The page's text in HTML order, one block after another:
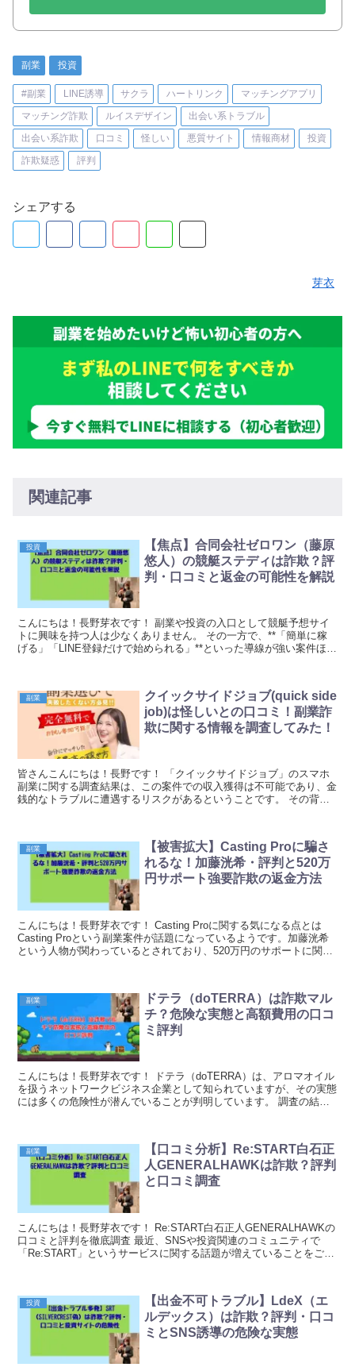
副業 投資
#副業 LINE誘導 サクラ ハートリンク
マッチングアプリ
マッチング詐欺
ルイスデザイン
出会い系トラブル
出会い系詐欺
口コミ 怪しい 悪質サイト 情報商材
投資
詐欺疑惑
評判
シェアする
芽衣
関連記事
投資
【焦点】合同会社ゼロワン（藤原
悠人）の競艇ステディは詐欺？評
判・口コミと返金の可能性を解説
こんにちは！長野芽衣です！ 副業や投資の入口として競艇予想サイ
トに興味を持つ人は少なくありません。 その一方で、**「簡単に稼
げる」「LINE登録だけで始められる」**といった導線が強い案件ほ
副業
クイックサイドジョブ(quick side
job)は怪しいとの口コミ！副業詐
欺に関する情報を調査してみた！
皆さんこんにちは！長野です！ 「クイックサイドジョブ」のスマホ
副業に関する調査結果は、この案件での収入獲得は不可能であり、金
銭的なトラブルに遭遇するリスクがあるということです。 その背景
副業
【被害拡大】Casting Proに騙さ
れるな！加藤洸希・評判と520万
円サポート強要詐欺の返金方法
こんにちは！長野芽衣です！ Casting Proに関する気になる点とは
Casting Proという副業案件が話題になっているようです。加藤洸希
という人物が関わっているとされており、520万円のサポートに関す
副業
ドテラ（doTERRA）は詐欺マル
チ？危険な実態と高額費用の口コ
ミ評判
こんにちは！長野芽衣です！ ドテラ（doTERRA）は、アロマオイル
を扱うネットワークビジネス企業として知られていますが、その実態
には多くの危険性が潜んでいることが判明しています。 調査の結
副業
【口コミ分析】Re:START白石正
人GENERALHAWKは詐欺？評判
と口コミ調査
こんにちは！長野芽衣です！ Re:START白石正人GENERALHAWKの
口コミと評判を徹底調査 最近、SNSや投資関連のコミュニティで
「Re:START」というサービスに関する話題が増えていることをご存
投資
【出金不可トラブル】LdeX（エ
ルデックス）は詐欺？評判・口コ
ミとSNS誘導の危険な実態